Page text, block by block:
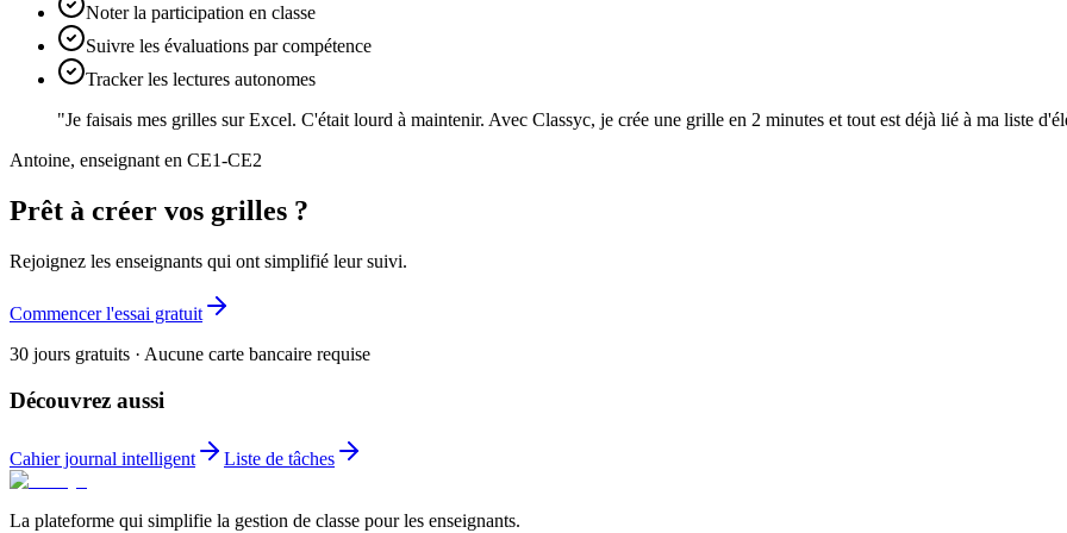
Noter la participation en classe
Suivre les évaluations par compétence
Tracker les lectures autonomes
"Je faisais mes grilles sur Excel. C'était lourd à maintenir. Avec Classyc, je crée une grille en 2 minutes et tout est déjà lié à ma liste
Antoine, enseignant en CE1-CE2
Prêt à créer vos grilles ?
Rejoignez les enseignants qui ont simplifié leur suivi.
Commencer l'essai gratuit
30 jours gratuits · Aucune carte bancaire requise
Découvrez aussi
Cahier journal intelligent Liste de tâches
La plateforme qui simplifie la gestion de classe pour les enseignants.